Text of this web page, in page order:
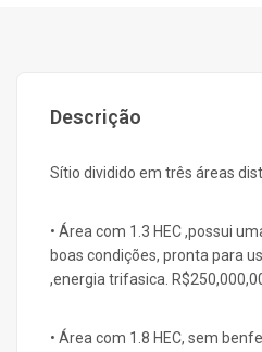
Descrição
Sítio dividido em três áreas
• Área com 1.3 HEC ,possui
boas condições, pronta para
,energia trifasica.
• Área com 1.8 HEC, sem